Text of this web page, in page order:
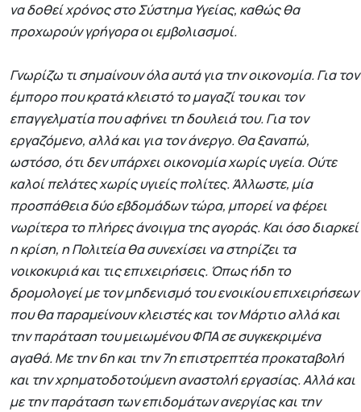
να δοθεί χρόνος στο Σύστημα Υγείας, καθώς θα
προχωρούν γρήγορα οι εμβολιασμοί.
Γνωρίζω τι σημαίνουν όλα αυτά για την οικονομία. Για τον
έμπορο που κρατά κλειστό το μαγαζί του και τον
επαγγελματία που αφήνει τη δουλειά του. Για τον
εργαζόμενο, αλλά και για τον άνεργο. Θα ξαναπώ,
ωστόσο, ότι δεν υπάρχει οικονομία χωρίς υγεία. Ούτε
καλοί πελάτες χωρίς υγιείς πολίτες. Άλλωστε, μία
προσπάθεια δύο εβδομάδων τώρα, μπορεί να φέρει
νωρίτερα το πλήρες άνοιγμα της αγοράς. Και όσο διαρκεί
η κρίση, η Πολιτεία θα συνεχίσει να στηρίζει τα
νοικοκυριά και τις επιχειρήσεις. Όπως ήδη το
δρομολογεί με τον μηδενισμό του ενοικίου επιχειρήσεων
που θα παραμείνουν κλειστές και τον Μάρτιο αλλά και
την παράταση του μειωμένου ΦΠΑ σε συγκεκριμένα
αγαθά. Με την 6η και την 7η επιστρεπτέα προκαταβολή
και την χρηματοδοτούμενη αναστολή εργασίας. Αλλά και
με την παράταση των επιδομάτων ανεργίας και την